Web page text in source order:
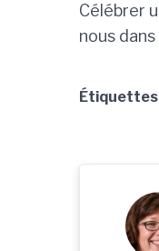
Célébrer
nous
Étiquettes